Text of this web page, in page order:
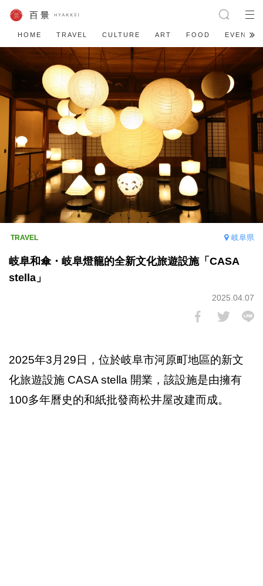
HOME TRAVEL CULTURE ART FOOD EVENT
岐阜県
岐阜和傘・岐阜燈籠的全新文化旅遊設施「CASA
stella」
2025.04.07
2025年3月29日，位於岐阜市河原町地區的新文
化旅遊設施 CASA stella 開業，該設施是由擁有
100多年曆史的和紙批發商松井屋改建而成。